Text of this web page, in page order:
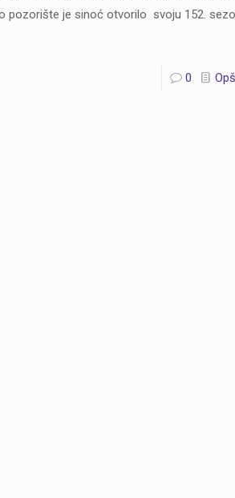
pozorište je sinoć otvorilo svoju 152.
0